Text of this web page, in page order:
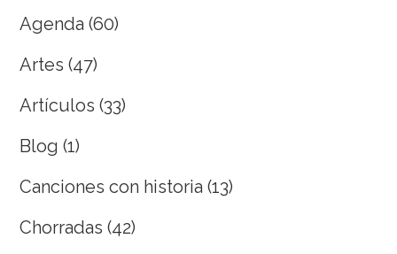
Agenda (60)
Artes (47)
Artículos (33)
Blog (1)
Canciones con historia (13)
Chorradas (42)